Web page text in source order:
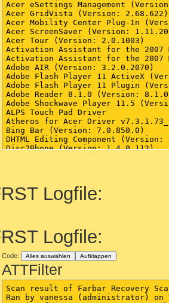
Logfile:
Logfile:
Code: Alles auswählen Aufklappen
ATTFilter
Scan result of Farbar Recovery Scan Tool (FRST) (x86) Version: 16-09-2013
Ran by vanessa (administrator) on VANESSA-PC on 16-09-2013 17:53:09
Running from C:\Users\vanessa\Desktop
Microsoft® Windows Vista™ Home Premium  Service Pack 2 (X86) OS Language: German Standard
Internet Explorer Version 9
Boot Mode: Normal

==================== Processes (Whitelisted) ===================

(Microsoft Corporation) C:\Windows\system32\SLsvc.exe
() C:\Acer\ALaunch\ALaunchSvc.exe
(Microsoft Corporation) C:\Program Files\Windows Defender\MSASCui.exe
(Realtek Semiconductor) C:\Windows\RtHDVCpl.exe
(HiTRUST) C:\Acer\Empowering Technology\eDataSecurity\eDSLoader.exe
(Realtek Semiconductor Corp.) C:\Users\vanessa\AppData\Local\Temp\RtkBtMnt.exe
(Microsoft Corporation.) C:\Program Files\Microsoft\BingBar\BBSvc.EXE
(Microsoft Corporation) C:\Program Files\Microsoft\BingBar\SeaPort.EXE
(HiTRSUT) C:\Acer\Empowering Technology\eDataSecurity\eDSService.exe
(Acer Inc.) C:\Acer\Empowering Technology\eLock\Service\eLockServ.exe
(Acer Inc.) C:\Acer\Empowering Technology\eNet\eNet Service.exe
(Hewlett-Packard Company) C:\Program Files\Common Files\LightScribe\LSSrvc.exe
(Symantec Corporation) C:\Program Files\Common Files\Symantec Shared\PIF\{B8E1DD85-8582-4c61-B58F-2F227FCA9A08}\PIFSvc.exe
() C:\Acer\Mobility Center\MobilityService.exe
() C:\Program Files\CyberLink\Shared Files\RichVideo.exe
(Conexant Systems, Inc.) C:\Windows\system32\DRIVERS\xaudio.exe
(Acer Inc.) C:\Acer\Empowering Technology\eRecovery\eRecoveryService.exe
() C:\Acer\Empowering Technology\eSettings\Service\capuserv.exe
(acer) C:\Acer\Empowering Technology\ePower\ePowerSvc.exe
(Microsoft Corporation) C:\Windows\system32\wbem\unsecapp.exe
(Dritek System Inc.) C:\Program Files\Launch Manager\LManager.exe
(CyberLink Corp.) C:\Program Files\Acer Arcade Deluxe\Play Movie\PMVService.exe
(Alps Electric Co., Ltd.) C:\Program Files\Apoint2K\Apoint.exe
(PixArt Imaging Incorporation) C:\Windows\PixArt\PAC7311\Monitor.exe
(Intel Corporation) C:\Windows\System32\igfxtray.exe
(Intel Corporation) C:\Windows\System32\hkcmd.exe
(Intel Corporation) C:\Windows\System32\igfxpers.exe
(Symantec Corporation) C:\Program Files\Common Files\Symantec Shared\PIF\{B8E1DD85-8582-4c61-B58F-2F227FCA9A08}\PIFSvc.exe
() C:\Program Files\DivX\DivX Update\DivXUpdate.exe
(DivX, LLC) C:\Program Files\DivX\DivX Plus Web Player\DDMService.exe
(Microsoft Corporation) C:\Program Files\Windows Sidebar\sidebar.exe
(Microsoft Corporation) C:\Windows\ehome\ehtray.exe
(Google Inc.) C:\Program Files\Google\GoogleToolbarNotifier\GoogleToolbarNotifier.exe
(Deutsche Telekom AG, Marmiko IT-Solutions GmbH) C:\Program Files\T-Online\WLAN-Access Finder\ToWLaAcF.exe
(Microsoft Corporation) C:\Program Files\Windows Media Player\wmpnscfg.exe
(McAfee, Inc.) C:\Program Files\McAfee Security Scan\3.0.318\SSScheduler.exe
(Intel Corporation) C:\Windows\system32\igfxsrvc.exe
(Microsoft Corporation) C:\Windows\ehome\ehmsas.exe
(Acer Inc.) C:\Acer\Empowering Technology\ENET\ENMTRAY.EXE
(Alps Electric Co., Ltd.) C:\Program Files\Apoint2K\ApMsgFwd.exe
(Acer Inc.) C:\Acer\Empowering Technology\EPOWER\EPOWER_DMC.EXE
(Alps Electric Co., Ltd.) C:\Program Files\Apoint2K\Apntex.exe
(Acer Inc.) C:\Acer\Empowering Technology\ACER.EMPOWERING.FRAMEWORK.SUPERVISOR.EXE
(Acer Inc.) C:\Acer\Empowering Technology\eRecovery\ERAGENT.EXE
(Intel Corporation) C:\Windows\system32\igfxext.exe
(Intel Corporation) C:\Windows\system32\igfxsrvc.exe
(Deutsche Telekom AG, Marmiko IT-Solutions GmbH) C:\Program Files\Common Files\Marmiko Shared\MWLaMaS.exe
(Microsoft Corporation) C:\Windows\system32\wuauclt.exe
(Microsoft Corporation) C:\Windows\system32\conime.exe
(Adobe Systems Incorporated) C:\Windows\system32\Macromed\Flash\FlashPlayerUpdateService.exe

==================== Registry (Whitelisted) ==================

HKLM\...\Run: [Windows Defender] - C:\Program Files\Windows Defender\MSASCui.exe [1008184 2008-01-19] (Microsoft Corporation)
HKLM\...\Run: [ALaunch] - C:\Acer\ALaunch\AlaunchClient.exe
HKLM\...\Run: [RtHDVCpl] - C:\Windows\RtHDVCpl.exe [4669440 2007-07-06] (Realtek Semiconductor)
HKLM\...\Run: [eDataSecurity Loader] - C:\Acer\Empowering Technology\eDataSecurity\eDSloader.exe [457216 2007-04-25] (HiTRUST)
HKLM\...\Run: [Acer Tour] - [x]
HKLM\...\Run: [Adobe Reader Speed Launcher] - C:\Program Files\Adobe\Reader 8.0\Reader\Reader_sl.exe [40048 2007-03-08] (Adobe Systems Incorporated)
HKLM\...\Run: [LManager] - C:\PROGRA~1\LAUNCH~1\LManager.exe [768520 2007-07-